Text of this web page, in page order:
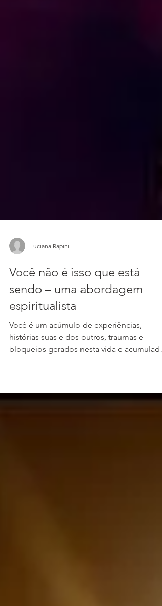
Você não é isso que está
sendo – uma abordagem
espiritualista
Você é um acúmulo de experiências,
histórias suas e dos outros, traumas e
de outras vidas,...